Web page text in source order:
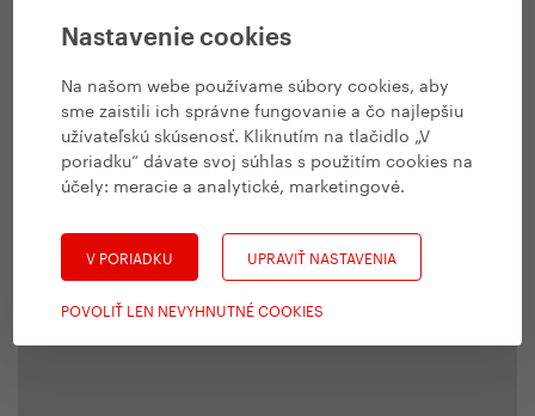
Nastavenie cookies
Na našom webe používame súbory cookies, aby
sme zaistili ich správne fungovanie a čo najlepšiu
užívateľskú skúsenosť. Kliknutím na tlačidlo „V
poriadku“ dávate svoj súhlas s použitím cookies na
účely: meracie a analytické, marketingové.
V PORIADKU UPRAVIŤ NASTAVENIA
POVOLIŤ LEN NEVYHNUTNÉ COOKIES